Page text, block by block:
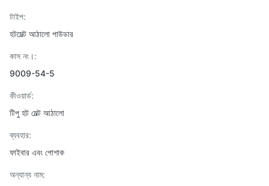
টাইপ:
হটমেল্ট আঠালো পাউডার
কাস নং।:
9009-54-5
কীওয়ার্ড:
টিপু হট মেল্ট আঠালো
ব্যবহার:
ফাইবার এবং পোশাক
অন্যান্য নাম: